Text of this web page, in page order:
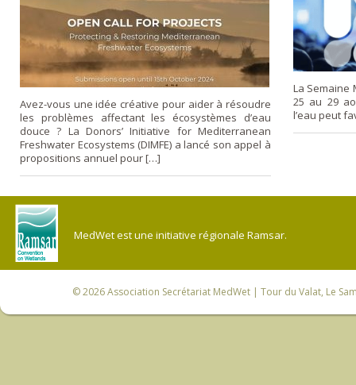
Avez-vous une idée créative pour aider à résoudre
les problèmes affectant les écosystèmes d’eau
douce ? La Donors’ Initiative for Mediterranean
Freshwater Ecosystems (DIMFE) a lancé son appel à
propositions annuel pour […]
La Semaine
25 au 29
l’eau peut
MedWet est une initiative régionale Ramsar.
© 2026Association Secrétariat MedWet | Tour du Valat, Le